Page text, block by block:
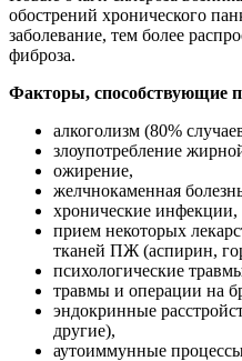
обострений хронического
заболевание, тем более
фиброза.
Факторы, способствующие
алкоголизм (80%
злоупотребление
ожирение,
желчнокаменная
хронические инфекции,
прием некоторых
тканей ПЖ (аспирин,
психологические
травмы и операции на
эндокринные
другие),
аутоиммунные